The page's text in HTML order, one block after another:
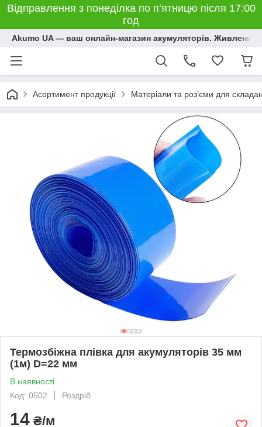
Відправлення з понеділка по п’ятницю після 17:00
год
Akumo UA — ваш онлайн-магазин акумуляторів. Живлення,
Асортимент продукції Матеріали та розʼєми для
Термозбіжна плівка для акумуляторів 35 мм
(1м) D=22 мм
В наявності
Код: 0502
Роздріб
14 ₴/м